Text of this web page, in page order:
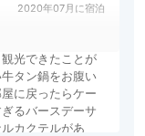
2020年07月に宿泊
た。ホテルで浴
光できたことが
タン鍋をお腹い
に戻ったらケー
るバースデーサ
カクテルがあ